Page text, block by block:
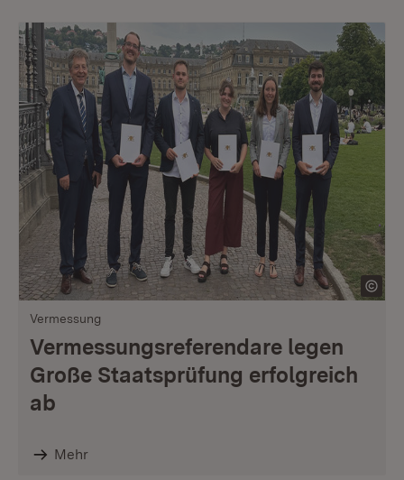
Vermessung
Vermessungsreferendare legen
Große Staatsprüfung erfolgreich
ab
Mehr